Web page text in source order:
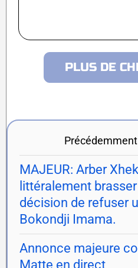
PLUS DE
MAJEUR: Arber
littéralement
décision de refuser
Bokondji Imama.
Annonce majeure
Matte en direct